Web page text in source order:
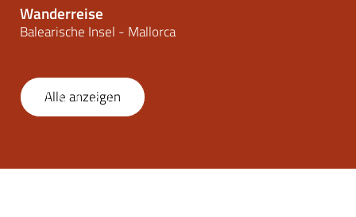
Wanderreise
Balearische Insel - Mallorca
1 8Alle anzeigen